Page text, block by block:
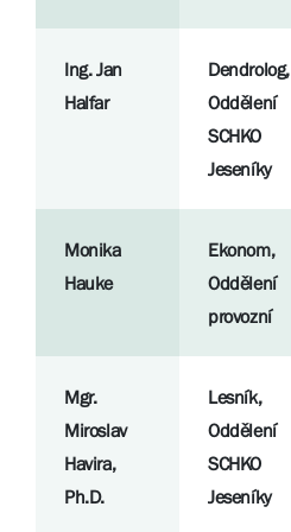
Ing. Jan
Halfar
Dendrolog,
Oddělení
SCHKO
Jeseníky
Monika
Hauke
Ekonom,
Oddělení
provozní
Mgr.
Miroslav
Havira,
Ph.D.
Lesník,
Oddělení
SCHKO
Jeseníky